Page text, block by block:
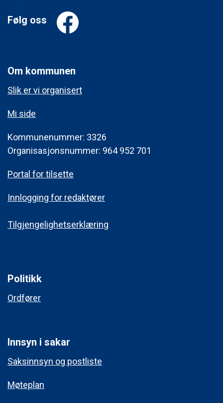
Følg oss
Om kommunen
Slik er vi organisert
Mi side
Kommunenummer: 3326
Organisasjonsnummer: 964 952 701
Portal for tilsette
Innlogging for redaktører
Tilgjengelighetserklæring
Politikk
Ordfører
Innsyn i sakar
Saksinnsyn og postliste
Møteplan